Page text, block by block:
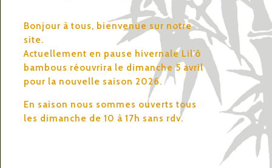
Bonjour à tous, bienvenue sur notre
site.
Actuellement en pause hivernale Lil’ô
bambous réouvrira le dimanche 5 avril
pour la nouvelle saison 2026.
En saison nous sommes ouverts tous
les dimanche de 10 à 17h sans rdv.